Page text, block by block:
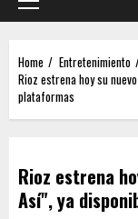
Home
Entretenimiento
Rioz estrena hoy su
plataformas
Rioz estrena
Así", ya